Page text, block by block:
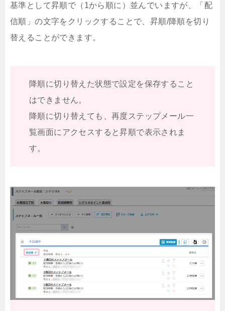
基準として昇順で（1から順に）並んでいますが、「配
信順」の文字をクリックすることで、昇順/降順を切り
替えることができます。
降順に切り替えた状態で設定を保存すること
はできません。
降順に切り替えても、再度ステップメール一
覧画面にアクセスすると昇順で表示されま
す。